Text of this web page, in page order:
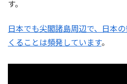
す。
日本でも尖閣諸島周辺で、日本
くることは頻発しています。